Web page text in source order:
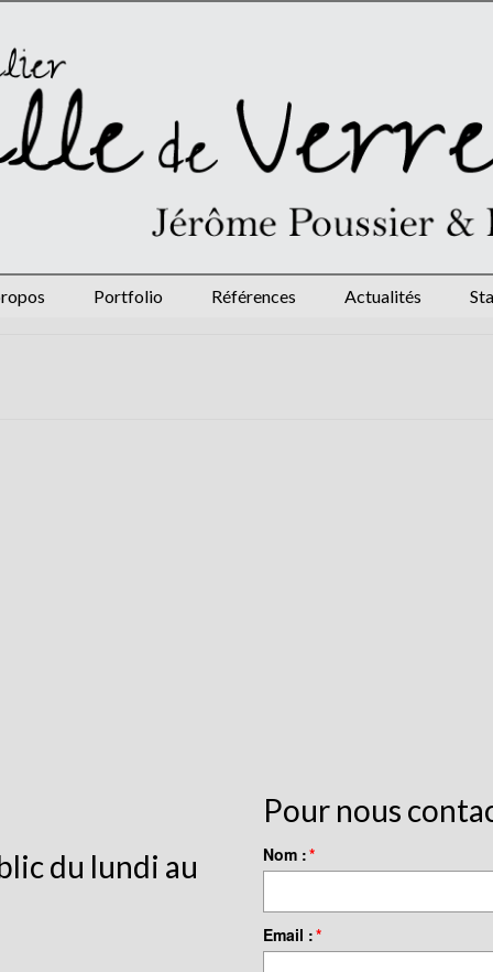
Portfolio Références Actualités
du lundi au
Pour nous
Nom :*
Email :*